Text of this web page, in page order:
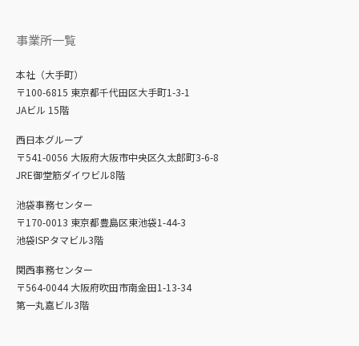
事業所一覧
本社（大手町）
〒100-6815 東京都千代田区大手町1-3-1
JAビル 15階
西日本グループ
〒541-0056 大阪府大阪市中央区久太郎町3-6-8
JRE御堂筋ダイワビル8階
池袋事務センター
〒170-0013 東京都豊島区東池袋1-44-3
池袋ISPタマビル3階
関西事務センター
〒564-0044 大阪府吹田市南金田1-13-34
第一丸嘉ビル3階